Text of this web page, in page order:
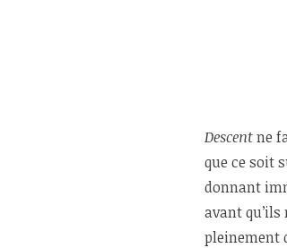
Descentne
que ce soit
donnant
avant
pleinement